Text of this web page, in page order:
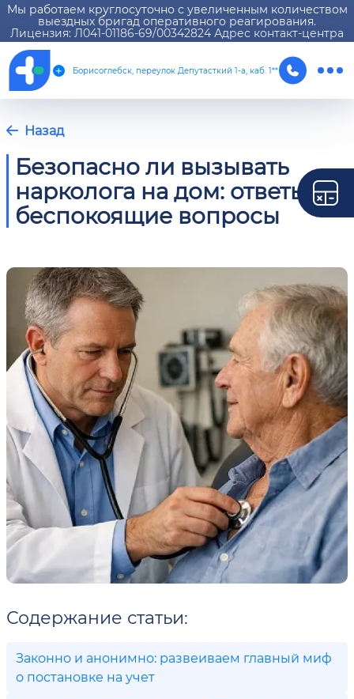
Мы работаем круглосуточно с увеличенным количеством
выездных бригад оперативного реагирования.
Лицензия: Л041-01186-69/00342824 Адрес контакт-центра
Борисоглебск, переулок Депутасткий 1-а, каб. 1**
Назад
Безопасно ли вызывать
нарколога на дом: ответы на
беспокоящие вопросы
Содержание статьи:
Законно и анонимно: развеиваем главный миф
о постановке на учет